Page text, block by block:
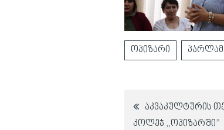
ოპიზარი
პოსტის
აკვაკულტურის
კოლეჯ ,,ოპიზარში”